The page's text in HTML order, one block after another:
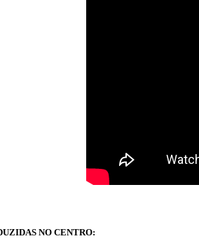
NO CENTRO: